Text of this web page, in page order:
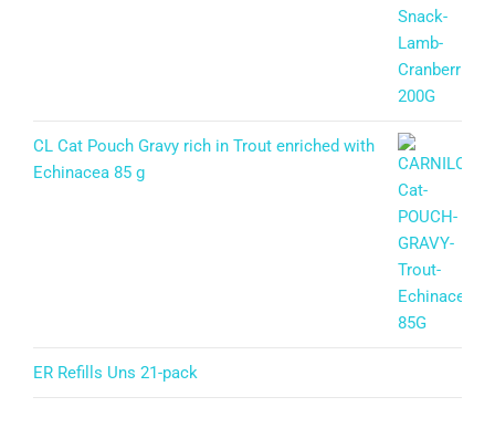
CL Cat Pouch Gravy rich in Trout enriched with
Echinacea 85 g
ER Refills Uns 21-pack